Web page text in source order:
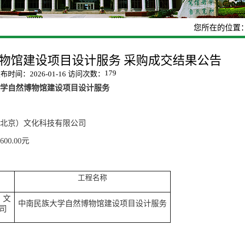
您所在的位置：
馆建设项目设计服务 采购成交结果公告
时间：2026-01-16 访问次数： 179
自然博物馆建设项目设计服务
京）文化科技有限公司
元
工程名称
文
中南民族大学自然博物馆建设项目设计服务